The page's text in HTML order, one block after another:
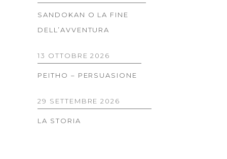
SANDOKAN O LA FINE
DELL’AVVENTURA
13 OTTOBRE 2026
PEITHO – PERSUASIONE
29 SETTEMBRE 2026
LA STORIA